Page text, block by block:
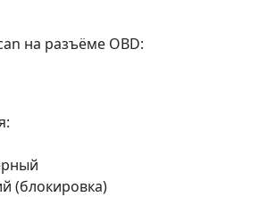
на разъёме OBD:
(блокировка)